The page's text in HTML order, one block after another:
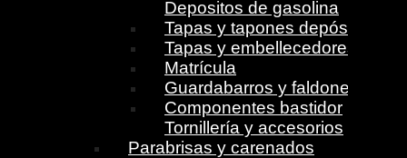
Depositos de gasolina
Tapas y tapones depósito
Tapas y embellecedores
Matrícula
Guardabarros y faldones
Componentes bastidor
Tornillería y accesorios
Parabrisas y carenados